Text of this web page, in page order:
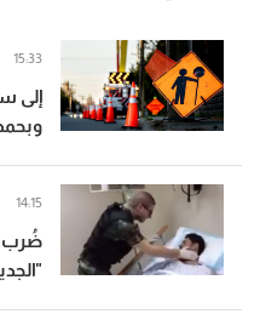
إلى
15:33
ضُرب
14:15